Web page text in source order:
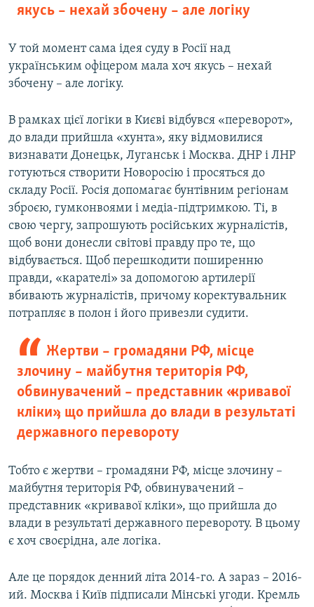
якусь – нехай збочену – але логіку
У той момент сама ідея суду в Росії над
українським офіцером мала хоч якусь – нехай
збочену – але логіку.
В рамках цієї логіки в Києві відбувся «переворот»,
до влади прийшла «хунта», яку відмовилися
визнавати Донецьк, Луганськ і Москва. ДНР і ЛНР
готуються створити Новоросію і просяться до
складу Росії. Росія допомагає бунтівним регіонам
зброєю, гумконвоями і медіа-підтримкою. Ті, в
свою чергу, запрошують російських журналістів,
щоб вони донесли світові правду про те, що
відбувається. Щоб перешкодити поширенню
правди, «карателі» за допомогою артилерії
вбивають журналістів, причому коректувальник
потрапляє в полон і його привезли судити.
Жертви – громадяни РФ, місце
злочину – майбутня територія РФ,
обвинувачений – представник «кривавої
кліки», що прийшла до влади в результаті
державного перевороту
Тобто є жертви – громадяни РФ, місце злочину –
майбутня територія РФ, обвинувачений –
представник «кривавої кліки», що прийшла до
влади в результаті державного перевороту. В цьому
є хоч своєрідна, але логіка.
Але це порядок денний літа 2014-го. А зараз – 2016-
ий. Москва і Київ підписали Мінські угоди. Кремль